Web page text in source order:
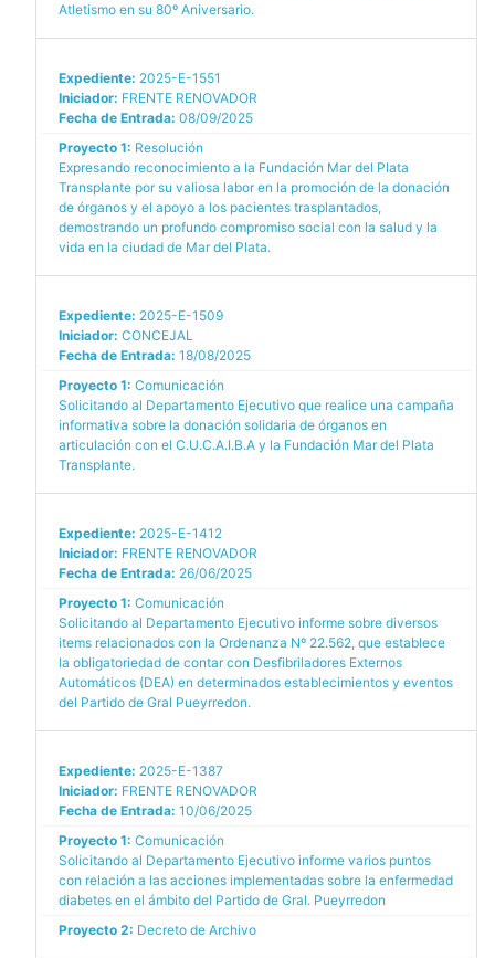
Atletismo en su 80º Aniversario.
Expediente: 2025-E-1551
Iniciador: FRENTE RENOVADOR
Fecha de Entrada: 08/09/2025
Proyecto 1: Resolución
Expresando reconocimiento a la Fundación Mar del Plata
Transplante por su valiosa labor en la promoción de la donación
de órganos y el apoyo a los pacientes trasplantados,
demostrando un profundo compromiso social con la salud y la
vida en la ciudad de Mar del Plata.
Expediente: 2025-E-1509
Iniciador: CONCEJAL
Fecha de Entrada: 18/08/2025
Proyecto 1: Comunicación
Solicitando al Departamento Ejecutivo que realice una campaña
informativa sobre la donación solidaria de órganos en
articulación con el C.U.C.A.I.B.A y la Fundación Mar del Plata
Transplante.
Expediente: 2025-E-1412
Iniciador: FRENTE RENOVADOR
Fecha de Entrada: 26/06/2025
Proyecto 1: Comunicación
Solicitando al Departamento Ejecutivo informe sobre diversos
items relacionados con la Ordenanza Nº 22.562, que establece
la obligatoriedad de contar con Desfibriladores Externos
Automáticos (DEA) en determinados establecimientos y eventos
del Partido de Gral Pueyrredon.
Expediente: 2025-E-1387
Iniciador: FRENTE RENOVADOR
Fecha de Entrada: 10/06/2025
Proyecto 1: Comunicación
Solicitando al Departamento Ejecutivo informe varios puntos
con relación a las acciones implementadas sobre la enfermedad
diabetes en el ámbito del Partido de Gral. Pueyrredon
Proyecto 2: Decreto de Archivo